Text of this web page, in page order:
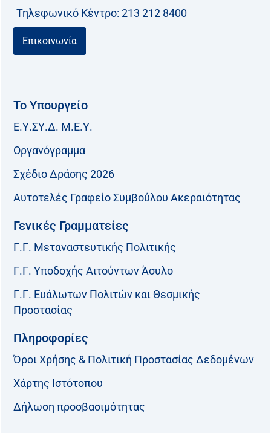
Τηλεφωνικό Kέντρο: 213 212 8400
Επικοινωνία
Το Υπουργείο
Ε.Υ.ΣΥ.Δ. Μ.Ε.Υ.
Οργανόγραμμα
Σχέδιο Δράσης 2026
Αυτοτελές Γραφείο Συμβούλου Ακεραιότητας
Γενικές Γραμματείες
Γ.Γ. Μεταναστευτικής Πολιτικής
Γ.Γ. Υποδοχής Αιτούντων Άσυλο
Γ.Γ. Ευάλωτων Πολιτών και Θεσμικής
Προστασίας
Πληροφορίες
Όροι Χρήσης & Πολιτική Προστασίας Δεδομένων
Χάρτης Ιστότοπου
Δήλωση προσβασιμότητας